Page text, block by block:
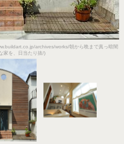
archives/works/朝から晩まで真っ暗闇
家を、日当たり抜/)